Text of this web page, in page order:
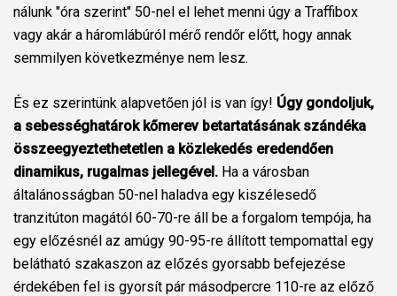
nálunk "óra szerint" 50-nel el lehet menni úgy a Traffibox
vagy akár a háromlábúról mérő rendőr előtt, hogy annak
semmilyen következménye nem lesz.
És ez szerintünk alapvetően jól is van így! Úgy gondoljuk,
a sebességhatárok kőmerev betartatásának szándéka
összeegyeztethetetlen a közlekedés eredendően
dinamikus, rugalmas jellegével. Ha a városban
általánosságban 50-nel haladva egy kiszélesedő
tranzitúton magától 60-70-re áll be a forgalom tempója, ha
egy előzésnél az amúgy 90-95-re állított tempomattal egy
belátható szakaszon az előzés gyorsabb befejezése
érdekében fel is gyorsít pár másodpercre 110-re az előző